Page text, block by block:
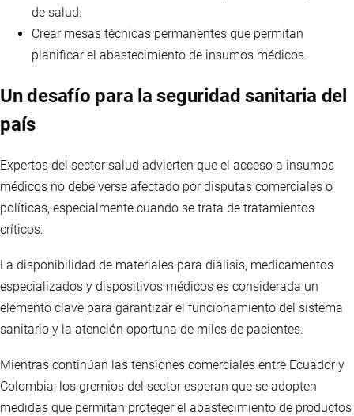
de salud.
Crear mesas técnicas permanentes que permitan
planificar el abastecimiento de insumos médicos.
Un desafío para la seguridad sanitaria del
país
Expertos del sector salud advierten que el acceso a insumos
médicos no debe verse afectado por disputas comerciales o
políticas, especialmente cuando se trata de tratamientos
críticos.
La disponibilidad de materiales para diálisis, medicamentos
especializados y dispositivos médicos es considerada un
elemento clave para garantizar el funcionamiento del sistema
sanitario y la atención oportuna de miles de pacientes.
Mientras continúan las tensiones comerciales entre Ecuador y
Colombia, los gremios del sector esperan que se adopten
medidas que permitan proteger el abastecimiento de productos